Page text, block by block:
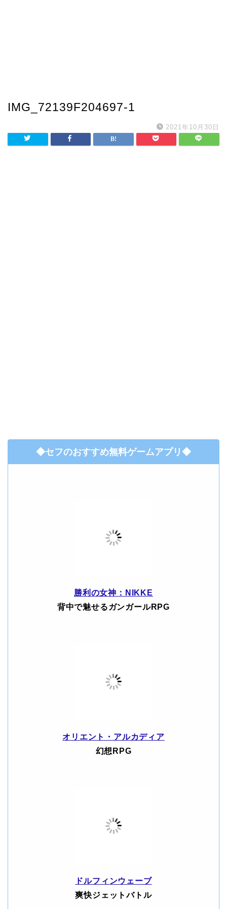
IMG_72139F204697-1
2021年10月30日
◆セフのおすすめ無料ゲームアプリ◆
勝利の女神：NIKKE
背中で魅せるガンガールRPG
オリエント・アルカディア
幻想RPG
ドルフィンウェーブ
爽快ジェットバトル